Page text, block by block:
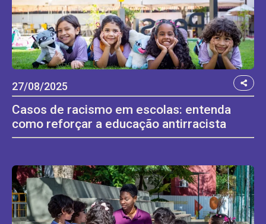
27/08/2025
Casos de racismo em escolas: entenda
como reforçar a educação antirracista